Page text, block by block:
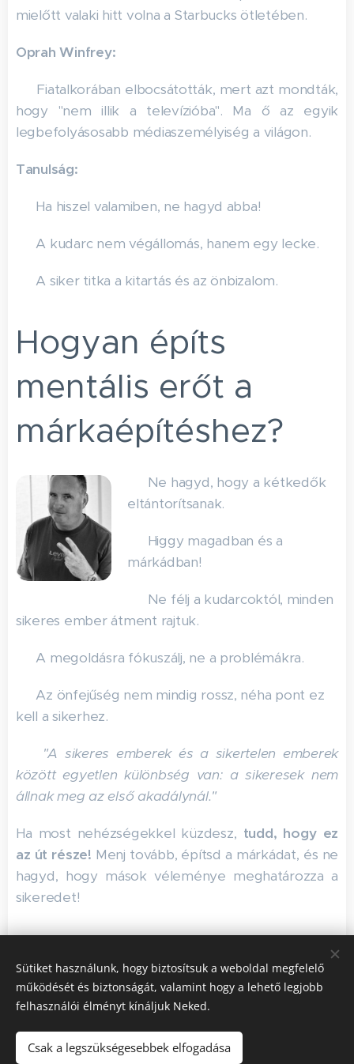
mielőtt valaki hitt volna a Starbucks ötletében.
Oprah Winfrey:
📺 Fiatalkorában elbocsátották, mert azt mondták,
hogy "nem illik a televízióba". Ma ő az egyik
legbefolyásosabb médiaszemélyiség a világon.
Tanulság:
✔ Ha hiszel valamiben, ne hagyd abba!
✔ A kudarc nem végállomás, hanem egy lecke.
✔ A siker titka a kitartás és az önbizalom.
Hogyan építs
mentális erőt a
márkaépítéshez?
✅ Ne hagyd, hogy a kétkedők
eltántorítsanak.
✅ Higgy magadban és a
márkádban!
✅ Ne félj a kudarcoktól, minden
sikeres ember átment rajtuk.
✅ A megoldásra fókuszálj, ne a problémákra.
✅ Az önfejűség nem mindig rossz, néha pont ez
kell a sikerhez.
"A sikeres emberek és a sikertelen emberek
között egyetlen különbség van: a sikeresek nem
állnak meg az első akadálynál."
Ha most nehézségekkel küzdesz, tudd, hogy ez
az út része! Menj tovább, építsd a márkádat, és ne
hagyd, hogy mások véleménye meghatározza a
sikeredet!
Sütiket használunk, hogy biztosítsuk a weboldal megfelelő
működését és biztonságát, valamint hogy a lehető legjobb
felhasználói élményt kínáljuk Neked.
Csak a legszükségesebbek elfogadása